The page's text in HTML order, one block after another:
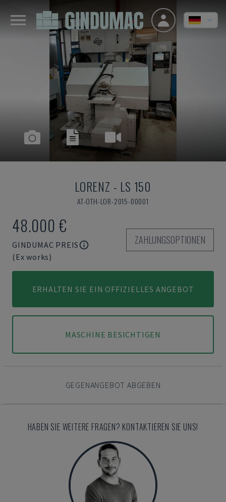
LORENZ - LS 150
AT-OTH-LOR-2015-00001
48.000 €
GINDUMAC PREIS
(Ex works)
ZAHLUNGSOPTIONEN
ERHALTEN SIE EIN OFFIZIELLES ANGEBOT
MASCHINE BESICHTIGEN
GEGENANGEBOT ABGEBEN
HABEN SIE WEITERE FRAGEN? KONTAKTIEREN SIE UNS!